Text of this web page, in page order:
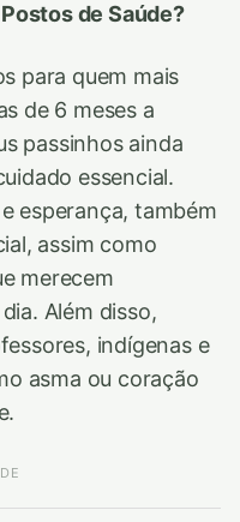
de Saúde?
para quem mais
de 6 meses a
passinhos ainda
essencial.
esperança, também
assim como
merecem
Além disso,
indígenas e
asma ou coração